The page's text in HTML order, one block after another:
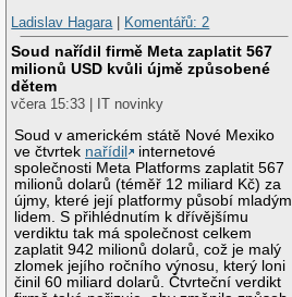
Ladislav Hagara| Komentářů: 2
Soud nařídil firmě Meta zaplatit 567
milionů USD kvůli újmě způsobené
dětem
včera 15:33 | IT novinky
Soud v americkém státě Nové Mexiko
ve čtvrtek nařídil
internetové
společnosti Meta Platforms zaplatit 567
milionů dolarů (téměř 12 miliard Kč) za
újmy, které její platformy působí mladým
lidem. S přihlédnutím k dřívějšímu
verdiktu tak má společnost celkem
zaplatit 942 milionů dolarů, což je malý
zlomek jejího ročního výnosu, který loni
činil 60 miliard dolarů. Čtvrteční verdikt